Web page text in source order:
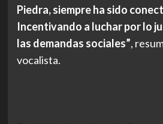
Piedra, siempre ha sido
Incentivando a luchar por lo
las demandas sociales”,
vocalista.